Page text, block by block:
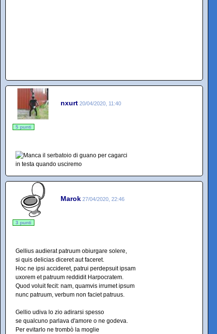
nxurt 20/04/2020, 11:40
5 punti
Marok 27/04/2020, 22:46
3 punti
Gellius audierat patruum obiurgare solere,
si quis delicias diceret aut faceret.
Hoc ne ipsi accideret, patrui perdepsuit ipsam
uxorem et patruum reddidit Harpocratem.
Quod voluit fecit: nam, quamvis irrumet ipsum
nunc patruum, verbum non faciet patruus.
Gellio udiva lo zio adirarsi spesso
se qualcuno parlava d'amore o ne godeva.
Per evitarlo ne trombò la moglie